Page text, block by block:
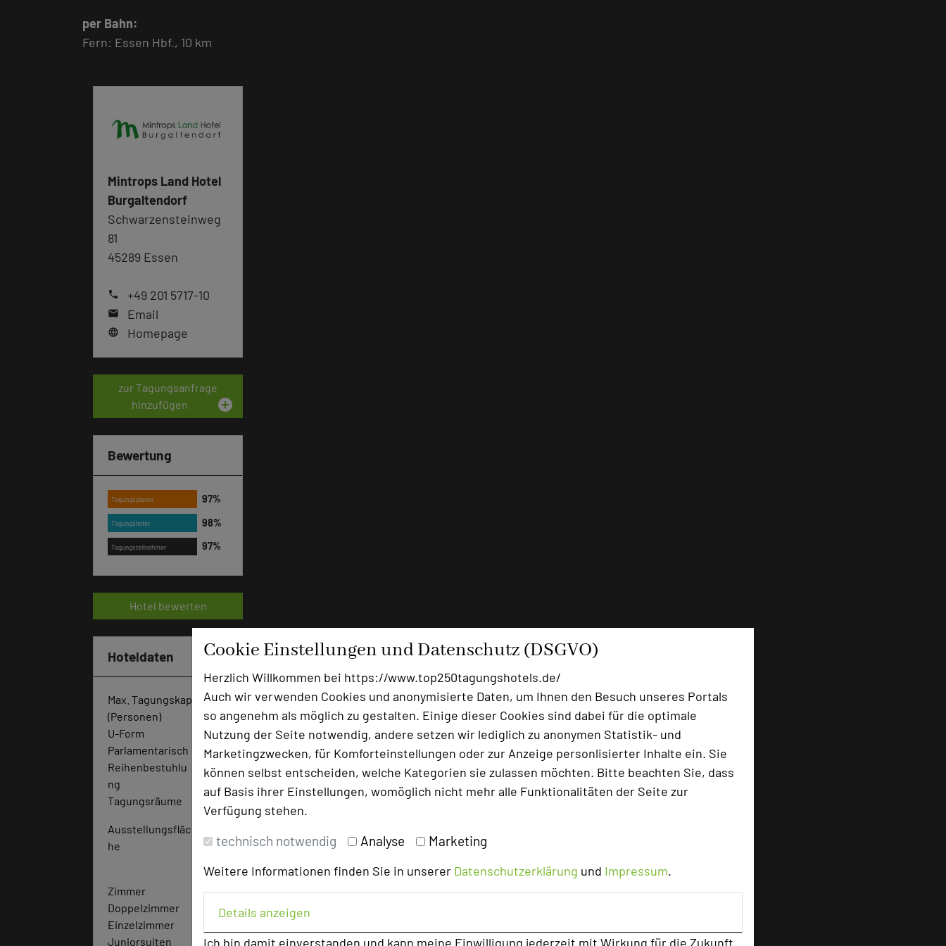
Cookie Einstellungen und Datenschutz (DSGVO)
Herzlich Willkommen bei https://www.top250tagungshotels.de/
Auch wir verwenden Cookies und anonymisierte Daten, um Ihnen den Besuch unseres Portals
so angenehm als möglich zu gestalten. Einige dieser Cookies sind dabei für die optimale
Nutzung der Seite notwendig, andere setzen wir lediglich zu anonymen Statistik- und
Marketingzwecken, für Komforteinstellungen oder zur Anzeige personlisierter Inhalte ein. Sie
können selbst entscheiden, welche Kategorien sie zulassen möchten. Bitte beachten Sie, dass
auf Basis ihrer Einstellungen, womöglich nicht mehr alle Funktionalitäten der Seite zur
Verfügung stehen.
technisch notwendig Analyse Marketing
Weitere Informationen finden Sie in unserer Datenschutzerklärung und Impressum.
Details anzeigen
Ich bin damit einverstanden und kann meine Einwilligung jederzeit mit Wirkung für die Zukunft
per Bahn:
Fern: Essen Hbf., 10 km
Mintrops Land Hotel
Burgaltendorf
Schwarzensteinweg
81
45289 Essen
phone +49 201 5717-10
mail Email
language Homepage
zur Tagungsanfrage
hinzufügen
add_circle
Bewertung
Tagungsplaner
Tagungsleiter
Tagungsteilnehmer
Hotel bewerten
Hoteldaten
Max. Tagungskapazität
(Personen)
U-Form
60
Parlamentarisch
80
Reihenbestuhlu
ng
Tagungsräume
Ausstellungsfläc
he
q
Zimmer
53
Doppelzimmer
16
Einzelzimmer
Juniorsuiten
9